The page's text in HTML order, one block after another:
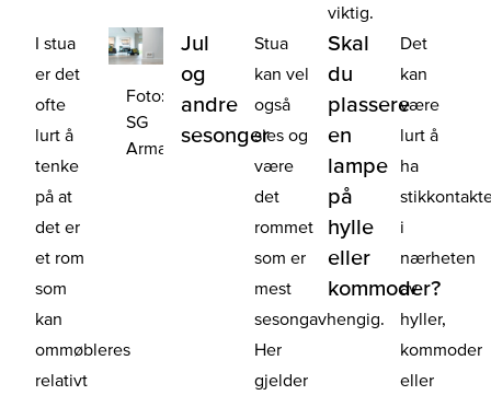
viktig.
I stua
er det
ofte
lurt å
tenke
på at
det er
et rom
som
kan
ommøbleres
relativt
Foto:
SG
Armaturen
Jul
og
andre
sesonger
Stua
kan vel
også
sies og
være
det
rommet
som er
mest
sesongavhengig.
Her
gjelder
Skal
du
plassere
en
lampe
på
hylle
eller
kommoder?
Det
kan
være
lurt å
ha
i
nærheten
av
hyller,
kommoder
eller